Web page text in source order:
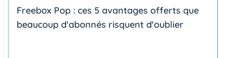
Freebox Pop : ces 5 avantages offerts que
beaucoup d'abonnés risquent d'oublier